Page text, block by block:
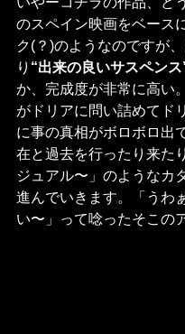
のスペイン映画をベース
ク(？)のようなのですが
り “出来の良いサスペンス
か、完成度が非常に高い
がドリアに問い詰めてド
に事の真相がボロボロ
在と過去を行ったり来た
ジュアル〜」のようなカ
進んでいきます。「うわ
い〜」って唸ったそこの